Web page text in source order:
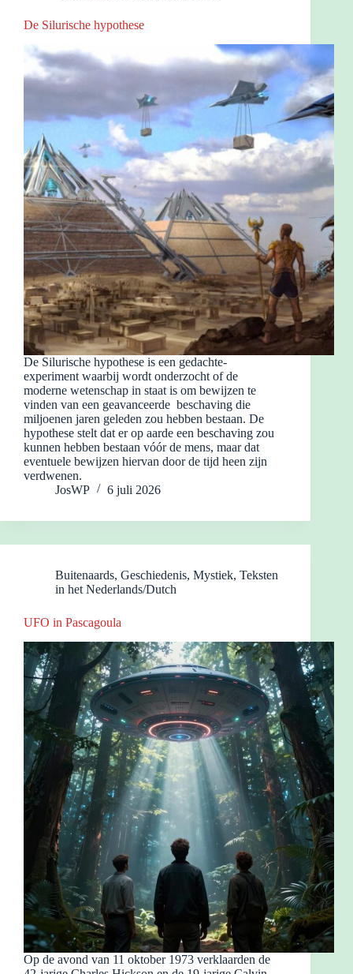
De Silurische hypothese
De Silurische hypothese is een gedachte-
experiment waarbij wordt onderzocht of de
moderne wetenschap in staat is om bewijzen te
vinden van een geavanceerde beschaving die
miljoenen jaren geleden zou hebben bestaan. De
hypothese stelt dat er op aarde een beschaving zou
kunnen hebben bestaan vóór de mens, maar dat
eventuele bewijzen hiervan door de tijd heen zijn
verdwenen.
JosWP
6 juli 2026
Buitenaards, Geschiedenis, Mystiek, Teksten
in het Nederlands/Dutch
UFO in Pascagoula
Op de avond van 11 oktober 1973 verklaarden de